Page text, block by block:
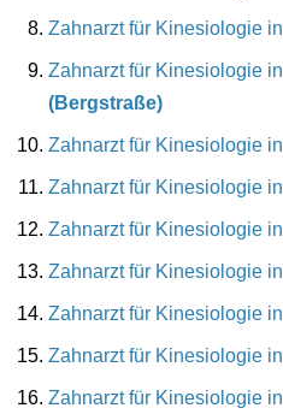
Zahnarzt für Kinesiologie in
Zahnarzt für Kinesiologie in
(Bergstraße)
Zahnarzt für Kinesiologie in
Zahnarzt für Kinesiologie in
Zahnarzt für Kinesiologie in
Zahnarzt für Kinesiologie in
Zahnarzt für Kinesiologie in
Zahnarzt für Kinesiologie in
Zahnarzt für Kinesiologie in